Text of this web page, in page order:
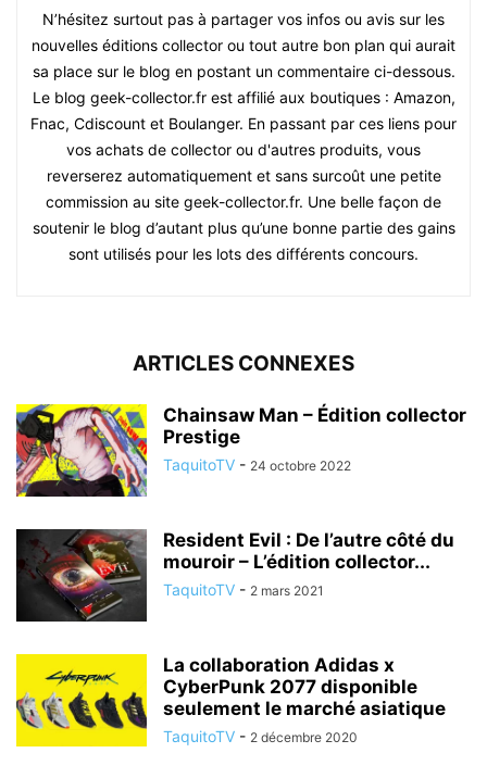
N’hésitez surtout pas à partager vos infos ou avis sur les
nouvelles éditions collector ou tout autre bon plan qui aurait
sa place sur le blog en postant un commentaire ci-dessous.
Le blog geek-collector.fr est affilié aux boutiques : Amazon,
Fnac, Cdiscount et Boulanger. En passant par ces liens pour
vos achats de collector ou d'autres produits, vous
reverserez automatiquement et sans surcoût une petite
commission au site geek-collector.fr. Une belle façon de
soutenir le blog d’autant plus qu’une bonne partie des gains
sont utilisés pour les lots des différents concours.
ARTICLES CONNEXES
Chainsaw Man – Édition collector
Prestige
TaquitoTV - 24 octobre 2022
Resident Evil : De l’autre côté du
mouroir – L’édition collector...
TaquitoTV - 2 mars 2021
La collaboration Adidas x
CyberPunk 2077 disponible
seulement le marché asiatique
TaquitoTV - 2 décembre 2020